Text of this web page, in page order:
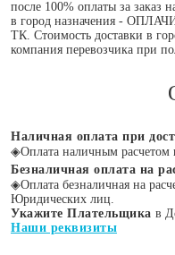
после 100% оплаты за заказ
в город назначения -
ТК. Стоимость доставки в
компания перевозчика при
Наличная оплата при
◈Оплата наличным расчетом
Безналичная оплата на
◈Оплата безналичная на
Юридических лиц.
Укажите Плательщика в
Наши реквизиты